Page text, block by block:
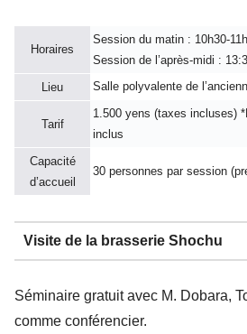
Horaires
Session du matin : 10h30-
Session de l’après-midi :
Lieu
Salle polyvalente de
Tarif
1.500 yens (taxes incluses)
inclus
Capacité
d’accueil
30 personnes par session
Visite de la brasserie Shochu
Séminaire gratuit avec M. Dobara,
comme conférencier.